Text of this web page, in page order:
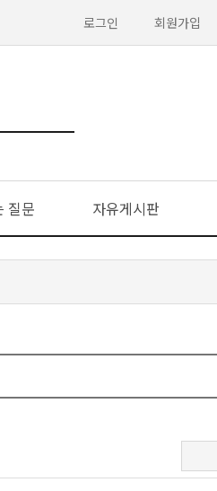
로그인 회원가입
질문 자유게시판